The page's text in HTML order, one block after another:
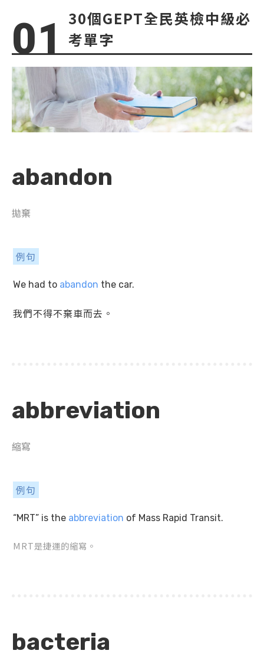
30個GEPT全民英檢中級必
考單字
abandon
拋棄
例句
We had to abandon the car.
我們不得不棄車而去。
abbreviation
縮寫
例句
“MRT” is the abbreviation of Mass Rapid Transit.
MRT是捷運的縮寫。
bacteria